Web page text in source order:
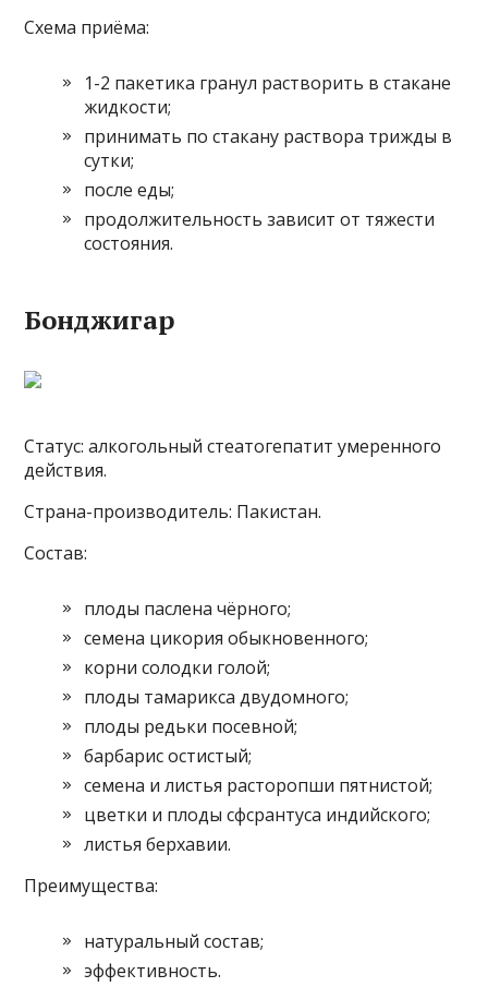
Схема приёма:
1-2 пакетика гранул растворить в стакане
жидкости;
принимать по стакану раствора трижды в
сутки;
после еды;
продолжительность зависит от тяжести
состояния.
Бонджигар
Статус: алкогольный стеатогепатит умеренного
действия.
Страна-производитель: Пакистан.
Состав:
плоды паслена чёрного;
семена цикория обыкновенного;
корни солодки голой;
плоды тамарикса двудомного;
плоды редьки посевной;
барбарис остистый;
семена и листья расторопши пятнистой;
цветки и плоды сфсрантуса индийского;
листья берхавии.
Преимущества:
натуральный состав;
эффективность.